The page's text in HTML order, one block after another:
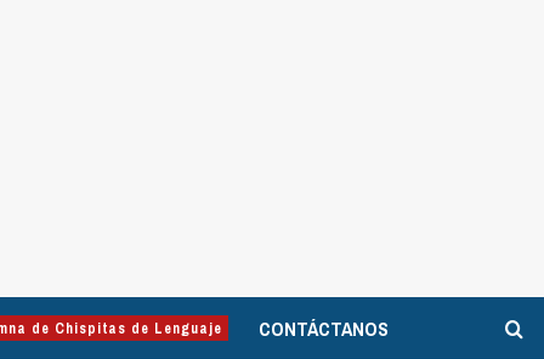
de Chispitas de Lenguaje CONTÁCTANOS